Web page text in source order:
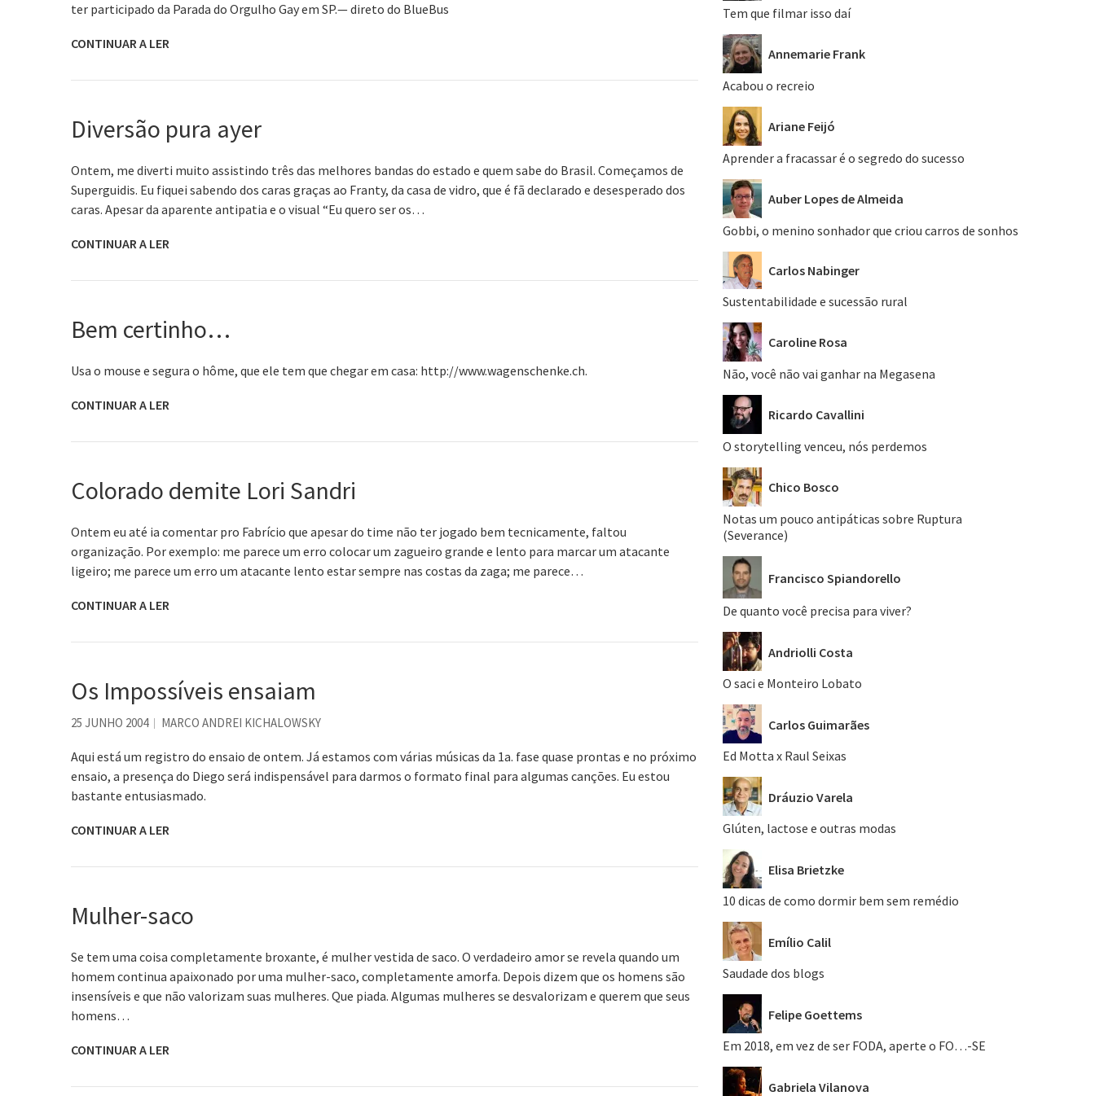
ter participado da Parada do Orgulho Gay em SP.— direto do BlueBus
CONTINUAR A LER
Diversão pura ayer
Ontem, me diverti muito assistindo três das melhores bandas do estado e quem sabe do Brasil. Começamos de
Superguidis. Eu fiquei sabendo dos caras graças ao Franty, da casa de vidro, que é fã declarado e desesperado dos
caras. Apesar da aparente antipatia e o visual “Eu quero ser os…
CONTINUAR A LER
Bem certinho…
Usa o mouse e segura o hôme, que ele tem que chegar em casa: http://www.wagenschenke.ch.
CONTINUAR A LER
Colorado demite Lori Sandri
Ontem eu até ia comentar pro Fabrício que apesar do time não ter jogado bem tecnicamente, faltou
organização. Por exemplo: me parece um erro colocar um zagueiro grande e lento para marcar um atacante
ligeiro; me parece um erro um atacante lento estar sempre nas costas da zaga; me parece…
CONTINUAR A LER
Os Impossíveis ensaiam
25 JUNHO 2004 MARCO ANDREI KICHALOWSKY
Aqui está um registro do ensaio de ontem. Já estamos com várias músicas da 1a. fase quase prontas e no próximo
ensaio, a presença do Diego será indispensável para darmos o formato final para algumas canções. Eu estou
bastante entusiasmado.
CONTINUAR A LER
Mulher-saco
Se tem uma coisa completamente broxante, é mulher vestida de saco. O verdadeiro amor se revela quando um
homem continua apaixonado por uma mulher-saco, completamente amorfa. Depois dizem que os homens são
insensíveis e que não valorizam suas mulheres. Que piada. Algumas mulheres se desvalorizam e querem que seus
homens…
CONTINUAR A LER
Tem que filmar isso daí
Annemarie Frank
Acabou o recreio
Ariane Feijó
Aprender a fracassar é o segredo do sucesso
Auber Lopes de Almeida
Gobbi, o menino sonhador que criou carros de sonhos
Carlos Nabinger
Sustentabilidade e sucessão rural
Caroline Rosa
Não, você não vai ganhar na Megasena
Ricardo Cavallini
O storytelling venceu, nós perdemos
Chico Bosco
Notas um pouco antipáticas sobre Ruptura
(Severance)
Francisco Spiandorello
De quanto você precisa para viver?
Andriolli Costa
O saci e Monteiro Lobato
Carlos Guimarães
Ed Motta x Raul Seixas
Dráuzio Varela
Glúten, lactose e outras modas
Elisa Brietzke
10 dicas de como dormir bem sem remédio
Emílio Calil
Saudade dos blogs
Felipe Goettems
Em 2018, em vez de ser FODA, aperte o FO…-SE
Gabriela Vilanova